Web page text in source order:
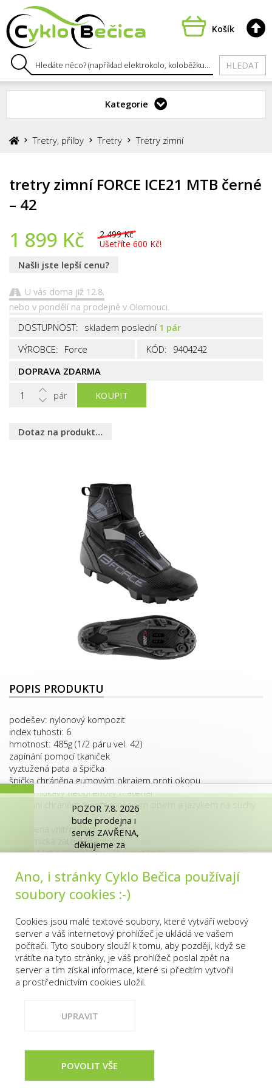
HLEDAT
Košík
Kategorie
Tretry, přilby Tretry Tretry zimní
tretry zimní FORCE ICE21 MTB černé
– 42
1 899 Kč
2 499 Kč
Ušetříte 600 Kč!
Našli jste lepší cenu?
U vás doma již 12.8.
nebo v pondělí na prodejně v Olomouci.
DOSTUPNOST: skladem poslední 1 pár
VÝROBCE: Force KÓD: 9404242
DOPRAVA ZDARMA
pár
KOUPIT
Dotaz na produkt…
POPIS PRODUKTU
podešev: nylonový kompozit
index tuhosti: 6
hmotnost: 485g (1/2 páru vel. 42)
zapínání pomocí tkaniček
vyztužená pata a špička
špička chráněna gumovým okrajem proti okopu
nepromokavý neoprenový materiál
zapínání chráněno nepromokavým zipem a jazykem na suchý
zateplená vnitřní část
anatomická zateplená vložka
vnitřní část z protiskluzového materiálu
reflexní prvky
výměnné hroty s klíčem jsou součástí
možnost koupit náhradní hroty
velikosti odpovídají standardu civilní obuvi
baleno v krabici FORCE
PRODEJNA KONTAKTY
POZOR 7.8. 2026
bude prodejna i
servis ZAVŘENA,
děkujeme za
Z kapacitních důvodů
do servisu přijímáme
zakoupená v naší
prodejně a to po
předchozí telefonické
domluvě.
Pro objednání volejte
776 774 184.
kontaktovat, stačí
vyplnit odkaz u
OK
© 2015–2026Cyklo Bečica, prodej a servis jízdních kol.
shop od uniqDesign.cz!
Ano, i stránky Cyklo Bečica používají
soubory cookies :-)
Cookies jsou malé textové soubory, které vytváří webový
server a váš internetový prohlížeč je ukládá ve vašem
počítači. Tyto soubory slouží k tomu, aby později, když se
vrátíte na tyto stránky, je váš prohlížeč poslal zpět na
server a tím získal informace, které si předtím vytvořil
a prostřednictvím cookies uložil.
UPRAVIT
POVOLIT VŠE